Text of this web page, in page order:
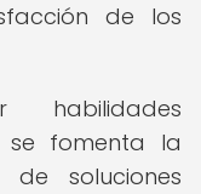
de los
habilidades
se fomenta la
soluciones